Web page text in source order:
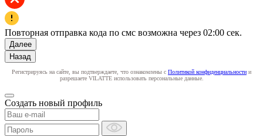
Повторная отправка кода по смс возможна через 02:00 сек.
Далее
Назад
Регистрируясь на сайте, вы подтверждаете, что ознакомлены с Политикой конфиденциальности и
разрешаете VILATTE использовать персональные данные.
Создать новый профиль